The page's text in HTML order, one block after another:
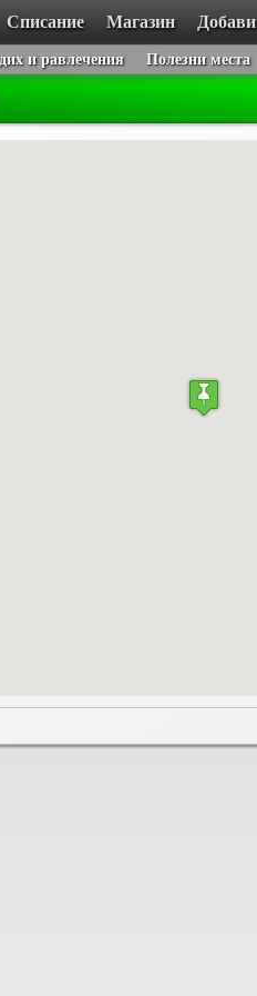
Списание Магазин Добави
и равлечения Полезни места